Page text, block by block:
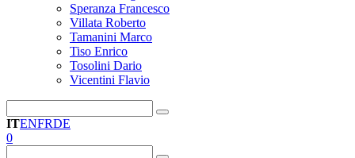
Speranza Francesco
Villata Roberto
Tamanini Marco
Tiso Enrico
Tosolini Dario
Vicentini Flavio
ITENFRDE
0